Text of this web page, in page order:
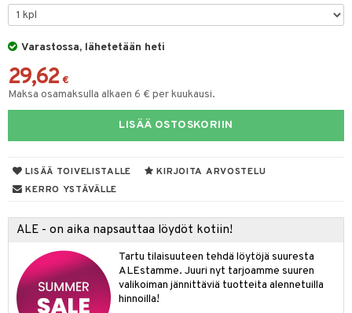
Varastossa, lähetetään heti
29,62 €
Maksa osamaksulla alkaen 6 € per kuukausi.
LISÄÄ OSTOSKORIIN
LISÄÄ TOIVELISTALLE
KIRJOITA ARVOSTELU
KERRO YSTÄVÄLLE
ALE - on aika napsauttaa löydöt kotiin!
Tartu tilaisuuteen tehdä löytöjä suuresta
ALEstamme. Juuri nyt tarjoamme suuren
valikoiman jännittäviä tuotteita alennetuilla
hinnoilla!
& Vihannesveitset
sisustus
tarvikkeita
tekstiilit
koristelu
säilytys
tekstiilit
Saalit
& Tyynyliinat
& Peitot
& Koukut
& Veistokset
& Lyhdyt
tekstiilit